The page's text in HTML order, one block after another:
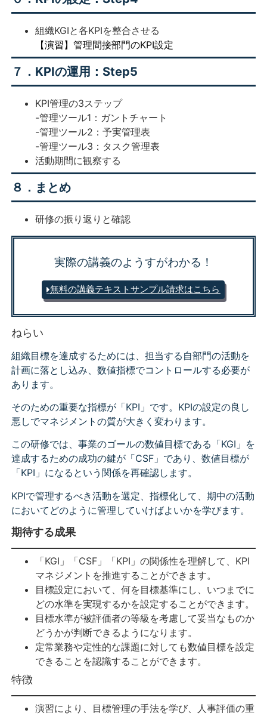
組織KGIと各KPIを整合させる
【演習】管理間接部門のKPI設定
７．KPIの運用：Step5
KPI管理の3ステップ
-管理ツール1：ガントチャート
-管理ツール2：予実管理表
-管理ツール3：タスク管理表
活動期間に観察する
８．まとめ
研修の振り返りと確認
実際の講義のようすがわかる！
無料の講義テキストサンプル請求はこちら
ねらい
組織目標を達成するためには、担当する自部門の活動を
計画に落とし込み、数値指標でコントロールする必要が
あります。
そのための重要な指標が「KPI」です。KPIの設定の良し
悪しでマネジメントの質が大きく変わります。
この研修では、事業のゴールの数値目標である「KGI」を
達成するための成功の鍵が「CSF」であり、数値目標が
「KPI」になるという関係を再確認します。
KPIで管理するべき活動を選定、指標化して、期中の活動
においてどのように管理していけばよいかを学びます。
期待する成果
「KGI」「CSF」「KPI」の関係性を理解して、KPI
マネジメントを推進することができます。
目標設定において、何を目標基準にし、いつまでに
どの水準を実現するかを設定することができます。
目標水準が被評価者の等級を考慮して妥当なものか
どうかが判断できるようになります。
定常業務や定性的な課題に対しても数値目標を設定
できることを認識することができます。
特徴
演習により、目標管理の手法を学び、人事評価の重